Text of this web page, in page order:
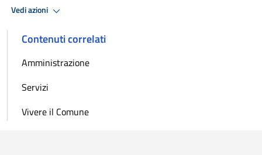
Vedi azioni
Contenuti correlati
Amministrazione
Servizi
Vivere il Comune